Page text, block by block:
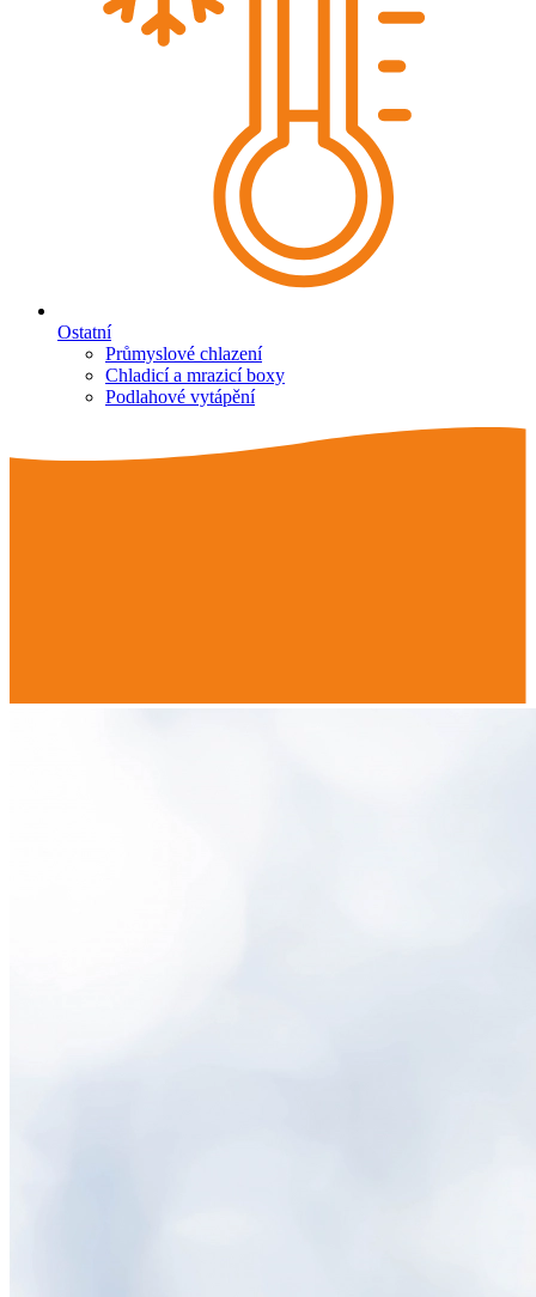
Ostatní
Průmyslové chlazení
Chladicí a mrazicí boxy
Podlahové vytápění